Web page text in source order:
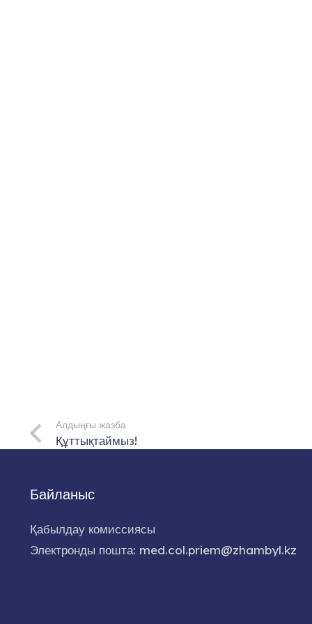
Алдыңғы жазба
Құттықтаймыз!
Байланыс
Қабылдау комиссиясы
Электронды пошта: med.col.priem@zhambyl.kz